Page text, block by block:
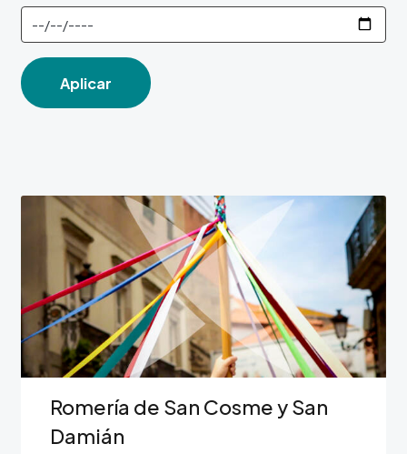
Aplicar
Image
Romería de San Cosme y San
Damián